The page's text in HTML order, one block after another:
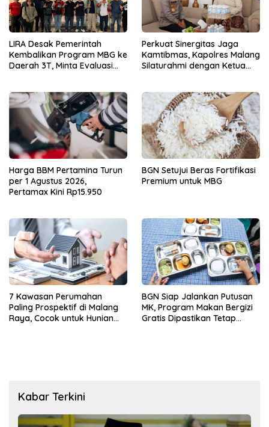
LIRA Desak Pemerintah
Kembalikan Program MBG ke
Daerah 3T, Minta Evaluasi
Perkuat Sinergitas Jaga
Kamtibmas, Kapolres Malang
Silaturahmi dengan Ketua
Harga BBM Pertamina Turun
per 1 Agustus 2026,
Pertamax Kini Rp15.950
BGN Setujui Beras Fortifikasi
Premium untuk MBG
7 Kawasan Perumahan
Paling Prospektif di Malang
Raya, Cocok untuk Hunian
BGN Siap Jalankan Putusan
MK, Program Makan Bergizi
Gratis Dipastikan Tetap
Kabar Terkini